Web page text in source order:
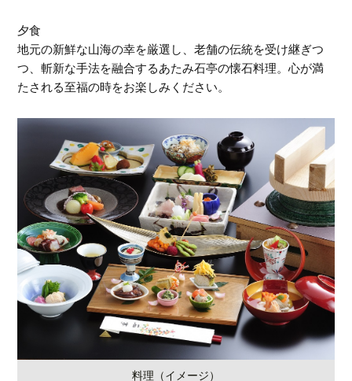
夕食
地元の新鮮な山海の幸を厳選し、老舗の伝統を受け継ぎつ
つ、斬新な手法を融合するあたみ石亭の懐石料理。心が満
たされる至福の時をお楽しみください。
料理（イメージ）